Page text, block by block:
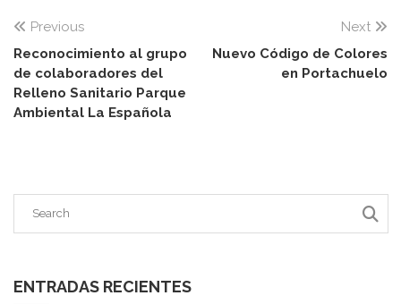
Previous
Reconocimiento al grupo
de colaboradores del
Relleno Sanitario Parque
Ambiental La Española
Next
Nuevo Código de Colores
en Portachuelo
ENTRADAS RECIENTES